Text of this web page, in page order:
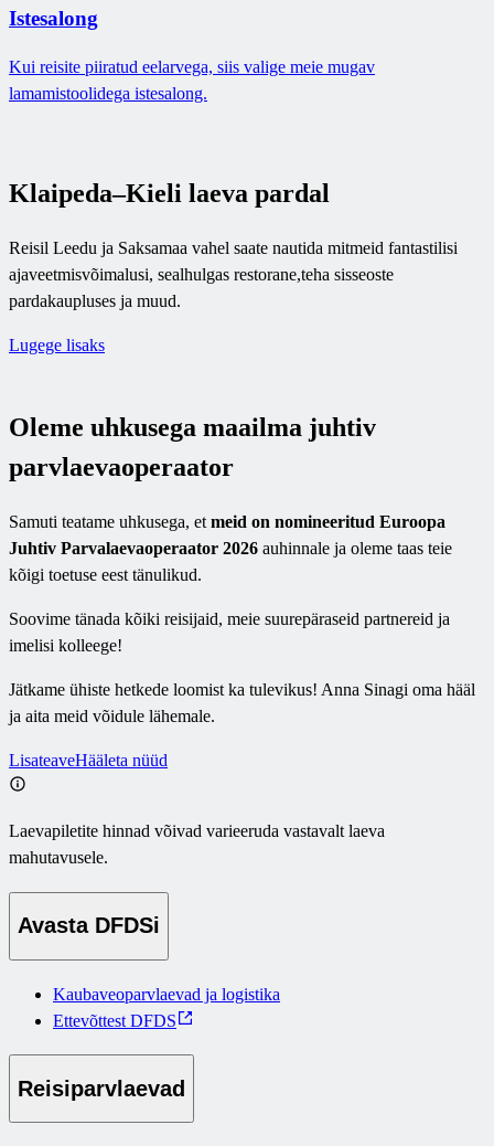
Istesalong
Kui reisite piiratud eelarvega, siis valige meie mugav
lamamistoolidega istesalong.
Klaipeda–Kieli laeva pardal
Reisil Leedu ja Saksamaa vahel saate nautida mitmeid fantastilisi
ajaveetmisvõimalusi, sealhulgas restorane,teha sisseoste
pardakaupluses ja muud.
Lugege lisaks
Oleme uhkusega maailma juhtiv
parvlaevaoperaator
Samuti teatame uhkusega, et meid on nomineeritud Euroopa
Juhtiv Parvalaevaoperaator 2026 auhinnale ja oleme taas teie
kõigi toetuse eest tänulikud.
Soovime tänada kõiki reisijaid, meie suurepäraseid partnereid ja
imelisi kolleege!
Jätkame ühiste hetkede loomist ka tulevikus! Anna Sinagi oma hääl
ja aita meid võidule lähemale.
LisateaveHääleta nüüd
Laevapiletite hinnad võivad varieeruda vastavalt laeva
mahutavusele.
Avasta DFDSi
Kaubaveoparvlaevad ja logistika
Ettevõttest DFDS
Reisiparvlaevad